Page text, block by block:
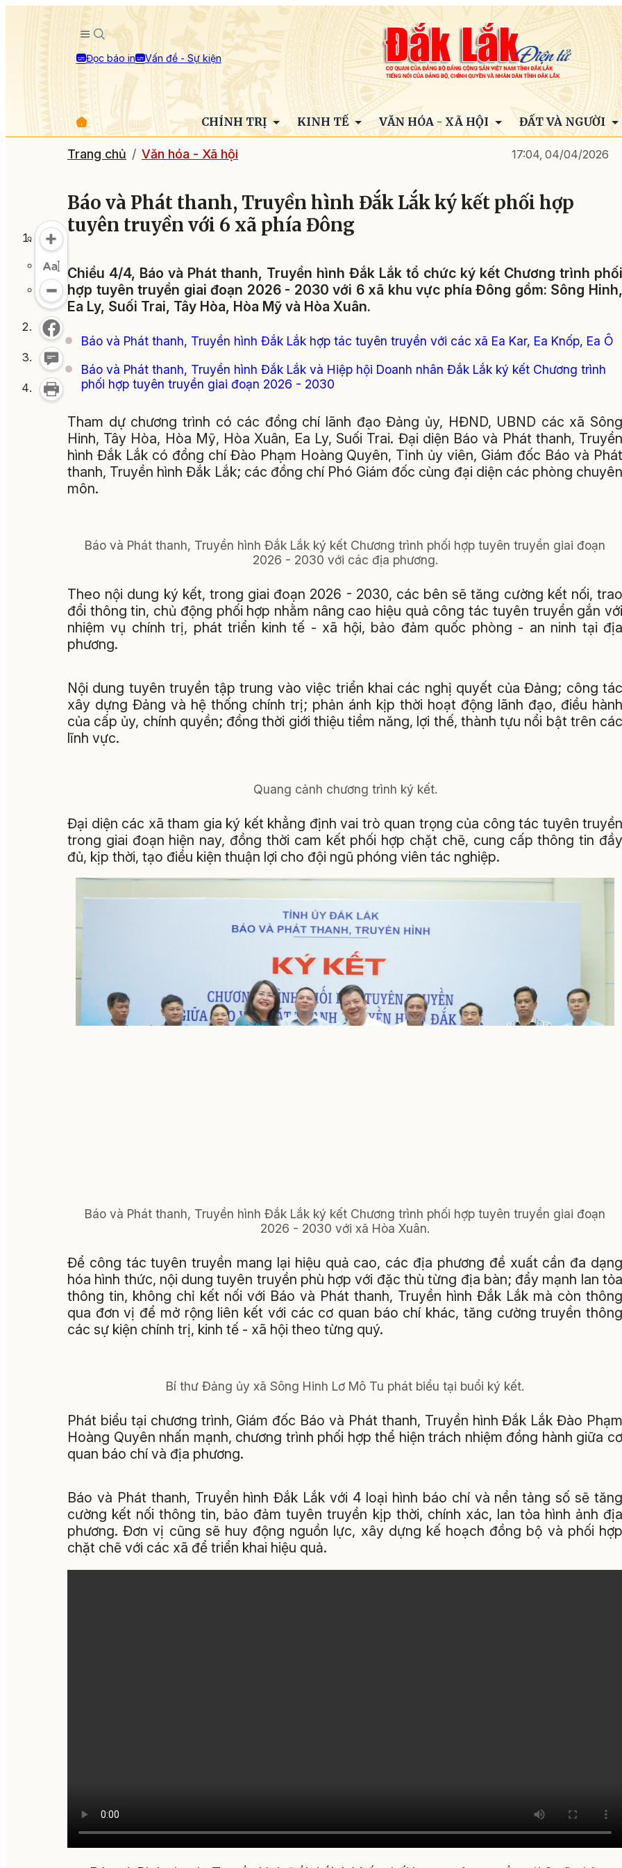
Đọc báo in Vấn đề - Sự kiện
CHÍNH TRỊ KINH TẾ VĂN HÓA - XÃ HỘI ĐẤT VÀ NGƯỜI
Trang chủ Văn hóa - Xã hội 17:04, 04/04/2026
Báo và Phát thanh, Truyền hình Đắk Lắk ký kết phối hợp
tuyên truyền với 6 xã phía Đông
Chiều 4/4, Báo và Phát thanh, Truyền hình Đắk Lắk tổ chức ký kết Chương trình phối
hợp tuyên truyền giai đoạn 2026 - 2030 với 6 xã khu vực phía Đông gồm: Sông Hinh,
Ea Ly, Suối Trai, Tây Hòa, Hòa Mỹ và Hòa Xuân.
Báo và Phát thanh, Truyền hình Đắk Lắk hợp tác tuyên truyền với các xã Ea Kar, Ea Knốp, Ea Ô
Báo và Phát thanh, Truyền hình Đắk Lắk và Hiệp hội Doanh nhân Đắk Lắk ký kết Chương trình
phối hợp tuyên truyền giai đoạn 2026 - 2030
Tham dự chương trình có các đồng chí lãnh đạo Đảng ủy, HĐND, UBND các xã Sông
Hinh, Tây Hòa, Hòa Mỹ, Hòa Xuân, Ea Ly, Suối Trai. Đại diện Báo và Phát thanh, Truyền
hình Đắk Lắk có đồng chí Đào Phạm Hoàng Quyên, Tỉnh ủy viên, Giám đốc Báo và Phát
thanh, Truyền hình Đắk Lắk; các đồng chí Phó Giám đốc cùng đại diện các phòng chuyên
môn.
Báo và Phát thanh, Truyền hình Đắk Lắk ký kết Chương trình phối hợp tuyên truyền giai đoạn
2026 - 2030 với các địa phương.
Theo nội dung ký kết, trong giai đoạn 2026 - 2030, các bên sẽ tăng cường kết nối, trao
đổi thông tin, chủ động phối hợp nhằm nâng cao hiệu quả công tác tuyên truyền gắn với
nhiệm vụ chính trị, phát triển kinh tế - xã hội, bảo đảm quốc phòng - an ninh tại địa
phương.
Nội dung tuyên truyền tập trung vào việc triển khai các nghị quyết của Đảng; công tác
xây dựng Đảng và hệ thống chính trị; phản ánh kịp thời hoạt động lãnh đạo, điều hành
của cấp ủy, chính quyền; đồng thời giới thiệu tiềm năng, lợi thế, thành tựu nổi bật trên các
lĩnh vực.
Quang cảnh chương trình ký kết.
Đại diện các xã tham gia ký kết khẳng định vai trò quan trọng của công tác tuyên truyền
trong giai đoạn hiện nay, đồng thời cam kết phối hợp chặt chẽ, cung cấp thông tin đầy
đủ, kịp thời, tạo điều kiện thuận lợi cho đội ngũ phóng viên tác nghiệp.
Báo và Phát thanh, Truyền hình Đắk Lắk ký kết Chương trình phối hợp tuyên truyền giai đoạn
2026 - 2030 với xã Hòa Xuân.
Để công tác tuyên truyền mang lại hiệu quả cao, các địa phương đề xuất cần đa dạng
hóa hình thức, nội dung tuyên truyền phù hợp với đặc thù từng địa bàn; đẩy mạnh lan tỏa
thông tin, không chỉ kết nối với Báo và Phát thanh, Truyền hình Đắk Lắk mà còn thông
qua đơn vị để mở rộng liên kết với các cơ quan báo chí khác, tăng cường truyền thông
các sự kiện chính trị, kinh tế - xã hội theo từng quý.
Bí thư Đảng ủy xã Sông Hinh Lơ Mô Tu phát biểu tại buổi ký kết.
Phát biểu tại chương trình, Giám đốc Báo và Phát thanh, Truyền hình Đắk Lắk Đào Phạm
Hoàng Quyên nhấn mạnh, chương trình phối hợp thể hiện trách nhiệm đồng hành giữa cơ
quan báo chí và địa phương.
Báo và Phát thanh, Truyền hình Đắk Lắk với 4 loại hình báo chí và nền tảng số sẽ tăng
cường kết nối thông tin, bảo đảm tuyên truyền kịp thời, chính xác, lan tỏa hình ảnh địa
phương. Đơn vị cũng sẽ huy động nguồn lực, xây dựng kế hoạch đồng bộ và phối hợp
chặt chẽ với các xã để triển khai hiệu quả.